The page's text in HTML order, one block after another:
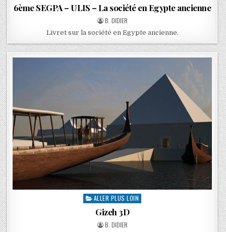
6ème SEGPA – ULIS – La société en Egypte ancienne
B. DIDIER
Livret sur la société en Egypte ancienne.
ALLER PLUS LOIN
Gizeh 3D
B. DIDIER